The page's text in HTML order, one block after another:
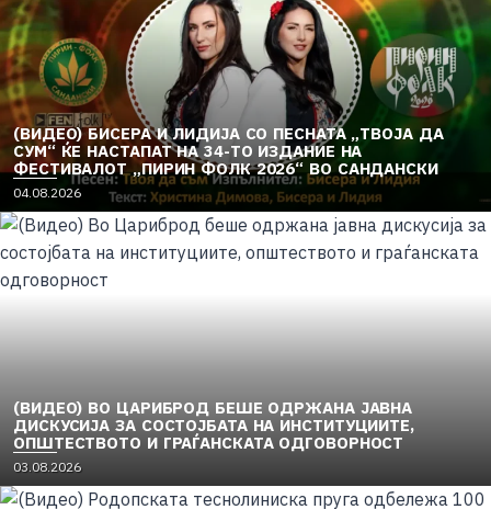
(ВИДЕО) БИСЕРА И ЛИДИЈА СО ПЕСНАТА „ТВОЈА ДА
СУМ“ ЌЕ НАСТАПАТ НА 34-ТО ИЗДАНИЕ НА
ФЕСТИВАЛОТ „ПИРИН ФОЛК 2026“ ВО САНДАНСКИ
04.08.2026
(ВИДЕО) ВО ЦАРИБРОД БЕШЕ ОДРЖАНА ЈАВНА
ДИСКУСИЈА ЗА СОСТОЈБАТА НА ИНСТИТУЦИИТЕ,
ОПШТЕСТВОТО И ГРАЃАНСКАТА ОДГОВОРНОСТ
03.08.2026